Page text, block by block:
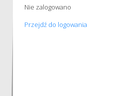
Nie zalogowano
Przejdź do logowania